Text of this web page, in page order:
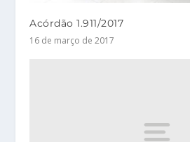
Acórdão 1.911/2017
16 de março de 2017